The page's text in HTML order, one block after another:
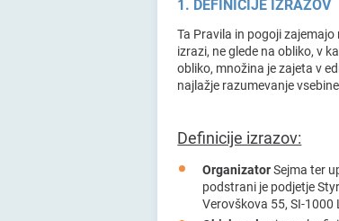
1. DEFINICIJE IZRAZOV
Ta Pravila in pogoji
izrazi, ne glede na obliko, v
obliko, množina je zajeta v
najlažje razumevanje
Definicije izrazov:
OrganizatorSejma ter
podstrani je podjetje
Verovškova 55, SI-1000